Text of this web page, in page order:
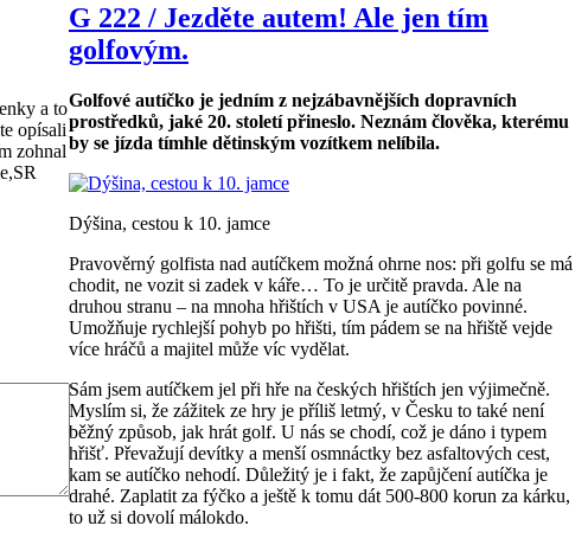
G 222 / Jezděte autem! Ale jen tím
golfovým.
Golfové autíčko je jedním z nejzábavnějších dopravních
prostředků, jaké 20. století přineslo. Neznám člověka, kterému
by se jízda tímhle dětinským vozítkem nelíbila.
Dýšina, cestou k 10. jamce
Pravověrný golfista nad autíčkem možná ohrne nos: při golfu se má
chodit, ne vozit si zadek v káře… To je určitě pravda. Ale na
druhou stranu – na mnoha hřištích v USA je autíčko povinné.
Umožňuje rychlejší pohyb po hřišti, tím pádem se na hřiště vejde
více hráčů a majitel může víc vydělat.
Sám jsem autíčkem jel při hře na českých hřištích jen výjimečně.
Myslím si, že zážitek ze hry je příliš letmý, v Česku to také není
běžný způsob, jak hrát golf. U nás se chodí, což je dáno i typem
hřišť. Převažují devítky a menší osmnáctky bez asfaltových cest,
kam se autíčko nehodí. Důležitý je i fakt, že zapůjčení autíčka je
drahé. Zaplatit za fýčko a ještě k tomu dát 500-800 korun za kárku,
to už si dovolí málokdo.
a to
opísali
zohnal